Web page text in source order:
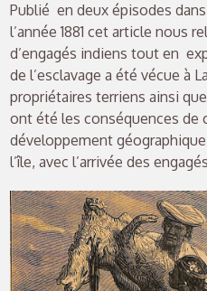
Publié en deux épisodes
l’année 1881 cet article nous
d’engagés indiens tout en
de l’esclavage a été vécue à
propriétaires terriens ainsi
ont été les conséquences de
développement
l’île, avec l’arrivée des